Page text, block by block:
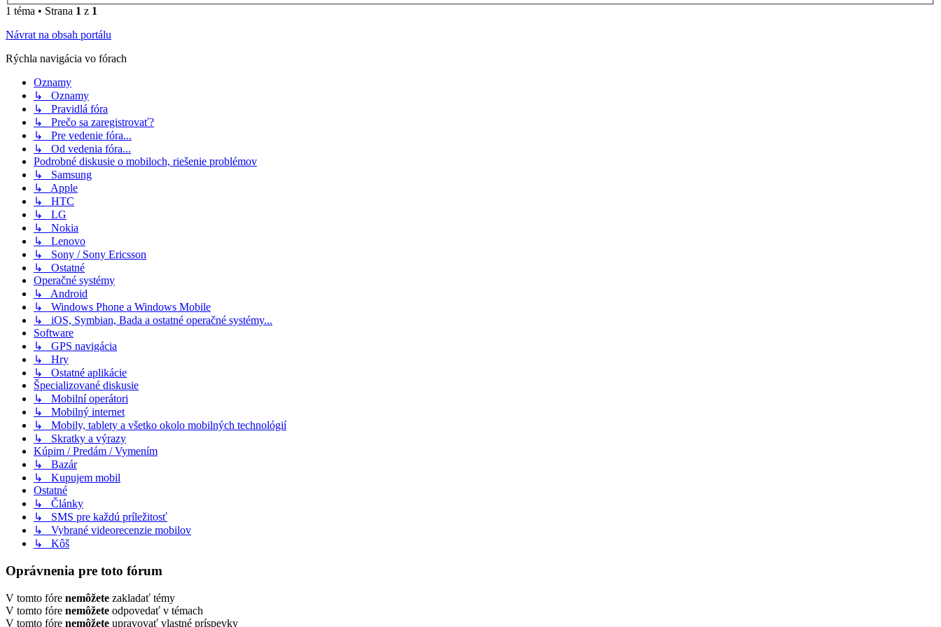
1 téma • Strana 1 z 1
Návrat na obsah portálu
Rýchla navigácia vo fórach
Oznamy
↳ Oznamy
↳ Pravidlá fóra
↳ Prečo sa zaregistrovať?
↳ Pre vedenie fóra...
↳ Od vedenia fóra...
Podrobné diskusie o mobiloch, riešenie problémov
↳ Samsung
↳ Apple
↳ HTC
↳ LG
↳ Nokia
↳ Lenovo
↳ Sony / Sony Ericsson
↳ Ostatné
Operačné systémy
↳ Android
↳ Windows Phone a Windows Mobile
↳ iOS, Symbian, Bada a ostatné operačné systémy...
Software
↳ GPS navigácia
↳ Hry
↳ Ostatné aplikácie
Špecializované diskusie
↳ Mobilní operátori
↳ Mobilný internet
↳ Mobily, tablety a všetko okolo mobilných technológií
↳ Skratky a výrazy
Kúpim / Predám / Vymením
↳ Bazár
↳ Kupujem mobil
Ostatné
↳ Články
↳ SMS pre každú príležitosť
↳ Vybrané videorecenzie mobilov
↳ Kôš
Oprávnenia pre toto fórum
V tomto fóre nemôžete zakladať témy
V tomto fóre nemôžete odpovedať v témach
V tomto fóre nemôžete upravovať vlastné príspevky